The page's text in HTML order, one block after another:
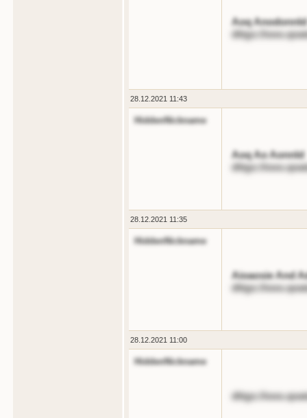
Aoq
dttgs://
28.12.2021 11:43
HiddenNickname
Aoq Ao Aonnld
dttgs://
28.12.2021 11:35
HiddenNickname
Aioaosie And
dttgs://
28.12.2021 11:00
HiddenNickname
dttgs://